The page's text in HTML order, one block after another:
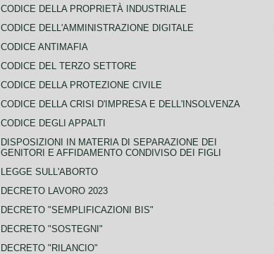
CODICE DELLA PROPRIETÀ INDUSTRIALE
CODICE DELL'AMMINISTRAZIONE DIGITALE
CODICE ANTIMAFIA
CODICE DEL TERZO SETTORE
CODICE DELLA PROTEZIONE CIVILE
CODICE DELLA CRISI D'IMPRESA E DELL'INSOLVENZA
CODICE DEGLI APPALTI
DISPOSIZIONI IN MATERIA DI SEPARAZIONE DEI
GENITORI E AFFIDAMENTO CONDIVISO DEI FIGLI
LEGGE SULL'ABORTO
DECRETO LAVORO 2023
DECRETO "SEMPLIFICAZIONI BIS"
DECRETO "SOSTEGNI"
DECRETO "RILANCIO"